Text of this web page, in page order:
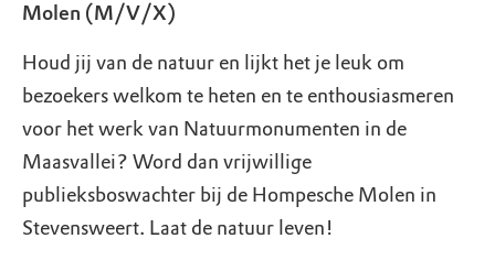
Molen (M/V/X)
Houd jij van de natuur en lijkt het je leuk om
bezoekers welkom te heten en te enthousiasmeren
voor het werk van Natuurmonumenten in de
Maasvallei? Word dan vrijwillige
publieksboswachter bij de Hompesche Molen in
Stevensweert. Laat de natuur leven!